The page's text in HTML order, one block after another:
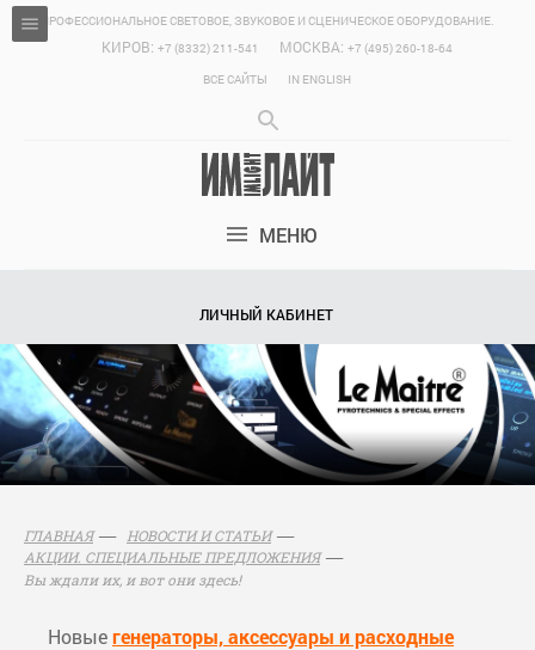
ПРОФЕССИОНАЛЬНОЕ СВЕТОВОЕ, ЗВУКОВОЕ И СЦЕНИЧЕСКОЕ ОБОРУДОВАНИЕ.
КИРОВ: +7 (8332) 211-541 МОСКВА: +7 (495) 260-18-64
ВСЕ САЙТЫ
IN ENGLISH
МЕНЮ
ЛИЧНЫЙ КАБИНЕТ
ГЛАВНАЯ
НОВОСТИ И СТАТЬИ
АКЦИИ. СПЕЦИАЛЬНЫЕ ПРЕДЛОЖЕНИЯ
Вы ждали их, и вот они здесь!
Новыегенераторы, аксессуары и расходные